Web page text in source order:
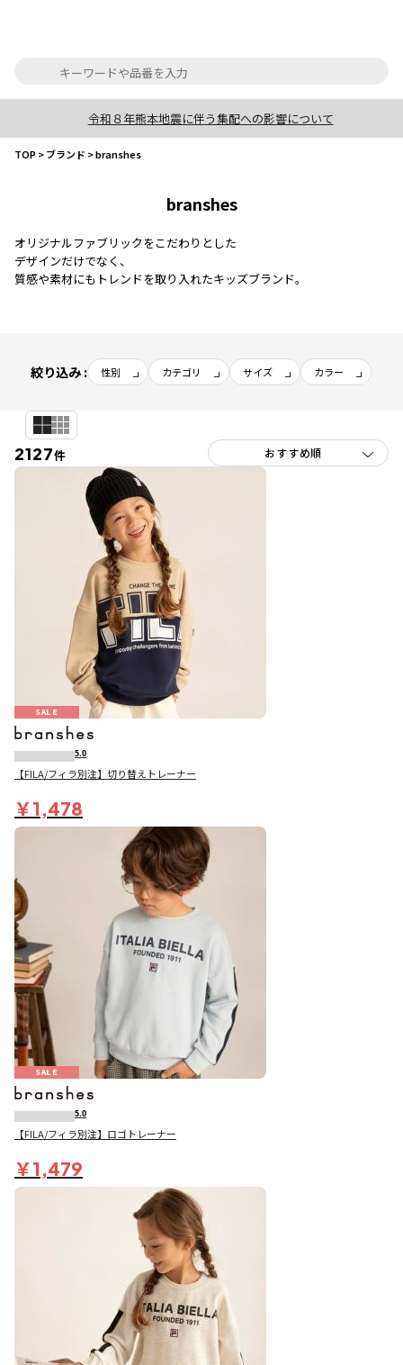
令和８年熊本地震に伴う集配への影響について
TOP>ブランド >branshes
branshes
オリジナルファブリックをこだわりとした
デザインだけでなく、
質感や素材にもトレンドを取り入れたキッズブランド。
絞り込み : 性別 カテゴリ サイズ カラー
2127件
SALE
5.0
【FILA/フィラ別注】切り替えトレーナー
￥1,478
SALE
5.0
【FILA/フィラ別注】ロゴトレーナー
￥1,479